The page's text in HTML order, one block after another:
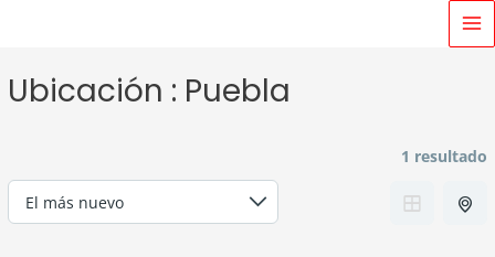
Ubicación : Puebla
1 resultado